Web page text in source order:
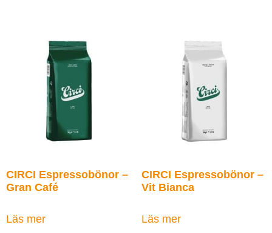
CIRCI Espressobönor –
Gran Café
Läs mer
CIRCI Espressobönor –
Vit Bianca
Läs mer